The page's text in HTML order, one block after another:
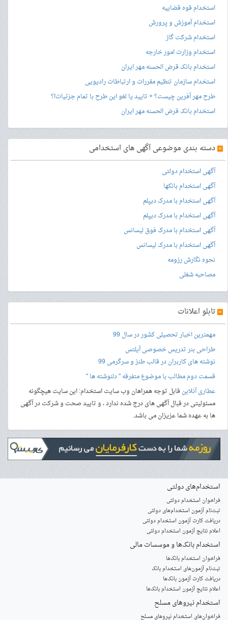
استخدام قوه قضاییه
استخدام آموزش و پرورش
استخدام شرکت گاز
استخدام وزارت امور خارجه
استخدام بانک قرض الحسنه مهر ایران
استخدام سازمان تنظیم مقررات و ارتباطات رادیویی
طرح مهر آفرین چیست؟ + تایید یا لغو این طرح با تمام جزئیات!؟
استخدام بانک قرض الحسنه مهر ایران
» دسته بندی موضوعی آگهی های استخدامی
آگهی استخدام دولتی
آگهی استخدام بانکها
آگهی استخدام با مدرک دیپلم
آگهی استخدام با مدرک دیپلم
آگهی استخدام با مدرک فوق لیسانس
آگهی استخدام با مدرک لیسانس
نحوه نگارش رزومه
مصاحبه شغلی
» تابلو اعلانات
مهمترین اخبار تحصیلی کشور در سال 99
طراحی بنرتدریس خصوصی آیلتس
نوشته های کاربران در قالب طنز و سرگرمی 99
قسمت دوم مطالب با موضوع متفرقه " دلنوشته ها "
عطاری آنلاینقابل توجه همراهان وب سایت استخدام: این سایت هیچگونه
مسئولیتی در قبال آگهی های درج شده ندارد ، و تایید صحت و شرکت در آگهی
ها به عهده شما عزیزان می باشد.
استخدام‌های دولتی
فراخوان استخدام دولتی
ثبت‌نام آزمون‌ استخدام‌های دولتی
دریافت کارت آزمون استخدام دولتی
اعلام نتایج آزمون استخدام دولتی
استخدام‌ بانک‌ها و موسسات مالی
فراخوان استخدام بانک‌ها
‌ثبت‌نام آزمون‌های استخدام بانک
دریافت کارت آزمون بانک‌ها
اعلام نتایج آزمون استخدام بانک‌ها
استخدام‌ نیروهای مسلح
‌فراخوان‌های استخدام‌ نیروهای مسلح